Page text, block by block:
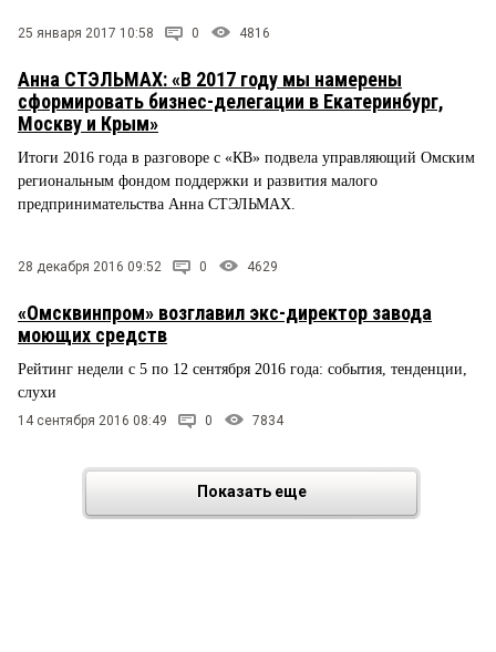
25 января 2017 10:58 0 4816
Анна СТЭЛЬМАХ: «В 2017 году мы намерены
сформировать бизнес-делегации в Екатеринбург,
Москву и Крым»
Итоги 2016 года в разговоре с «КВ» подвела управляющий Омским
региональным фондом поддержки и развития малого
предпринимательства Анна СТЭЛЬМАХ.
28 декабря 2016 09:52 0 4629
«Омсквинпром» возглавил экс-директор завода
моющих средств
Рейтинг недели с 5 по 12 сентября 2016 года: события, тенденции,
слухи
14 сентября 2016 08:49 0 7834
Показать еще